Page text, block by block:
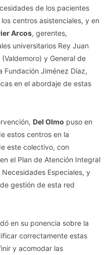
de los pacientes
centros asistenciales, y en
Arcos, gerentes,
universitarios Rey Juan
y General de
Fundación Jiménez Díaz,
en el abordaje de estas
Del Olmo puso en
estos centros en la
este colectivo, con
el Plan de Atención Integral
Especiales, y
gestión de esta red
en su ponencia sobre la
correctamente estas
y acomodar las